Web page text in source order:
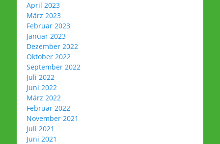
April 2023
März 2023
Februar 2023
Januar 2023
Dezember 2022
Oktober 2022
September 2022
Juli 2022
Juni 2022
März 2022
Februar 2022
November 2021
Juli 2021
Juni 2021